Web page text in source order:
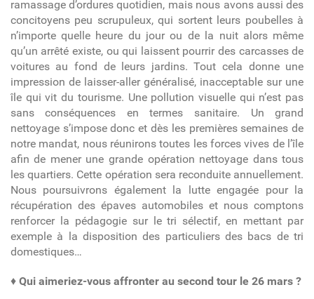
ramassage d’ordures quotidien, mais nous avons aussi des
concitoyens peu scrupuleux, qui sortent leurs poubelles à
n’importe quelle heure du jour ou de la nuit alors même
qu’un arrêté existe, ou qui laissent pourrir des carcasses de
voitures au fond de leurs jardins. Tout cela donne une
impression de laisser-aller généralisé, inacceptable sur une
île qui vit du tourisme. Une pollution visuelle qui n’est pas
sans conséquences en termes sanitaire. Un grand
nettoyage s’impose donc et dès les premières semaines de
notre mandat, nous réunirons toutes les forces vives de l’île
afin de mener une grande opération nettoyage dans tous
les quartiers. Cette opération sera reconduite annuellement.
Nous poursuivrons également la lutte engagée pour la
récupération des épaves automobiles et nous comptons
renforcer la pédagogie sur le tri sélectif, en mettant par
exemple à la disposition des particuliers des bacs de tri
domestiques…
♦ Qui aimeriez-vous affronter au second tour le 26 mars ?